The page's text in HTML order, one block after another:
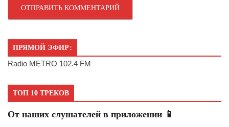
ПРЯМОЙ ЭФИР:
Radio METRO 102.4 FM
ТОП 10 ТРЕКОВ
От наших слушателей в приложении 📱